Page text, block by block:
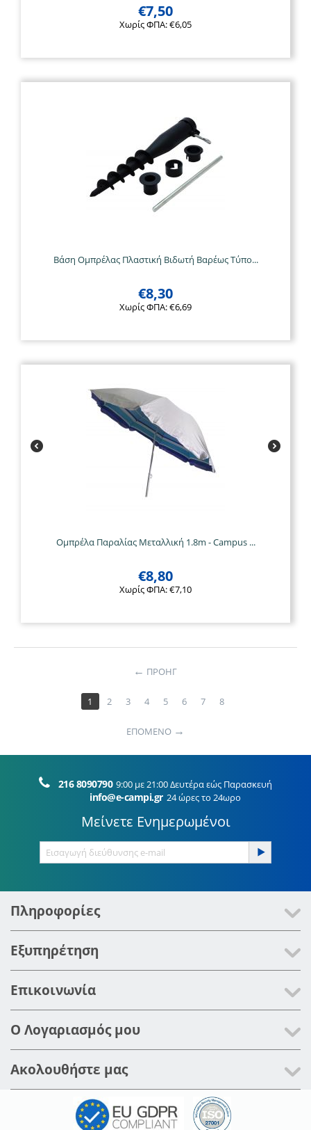
€7,50
Χωρίς ΦΠΑ:€6,05
Βάση Ομπρέλας Πλαστική Βιδωτή Βαρέως Τύπο...
€8,30
Χωρίς ΦΠΑ:€6,69
Ομπρέλα Παραλίας Μεταλλική 1.8m - Campus ...
€8,80
Χωρίς ΦΠΑ:€7,10
ΠΡΟΗΓ
1 2 3 4 5 6 7 8
ΕΠΟΜΕΝΟ
216 8090790 9:00 με 21:00 Δευτέρα εώς Παρασκευή
info@e-campi.gr 24 ώρες το 24ωρο
Μείνετε Ενημερωμένοι
Πληροφορίες
Εξυπηρέτηση
Επικοινωνία
Ο Λογαριασμός μου
Ακολουθήστε μας